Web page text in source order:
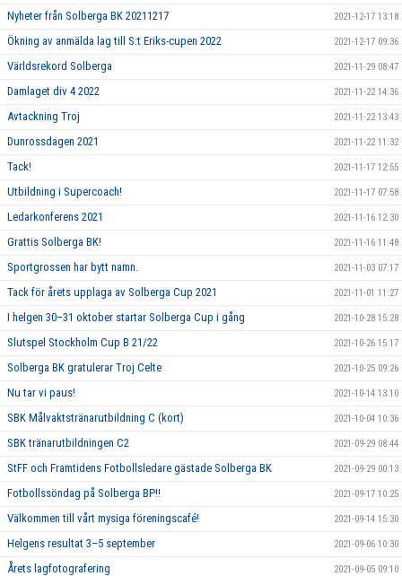
Nyheter från Solberga BK 20211217 2021-12-17 13:18
Ökning av anmälda lag till S:t Eriks-cupen 2022 2021-12-17 09:36
Världsrekord Solberga 2021-11-29 08:47
Damlaget div 4 2022 2021-11-22 14:36
Avtackning Troj 2021-11-22 13:43
Dunrossdagen 2021 2021-11-22 11:32
Tack! 2021-11-17 12:55
Utbildning i Supercoach! 2021-11-17 07:58
Ledarkonferens 2021 2021-11-16 12:30
Grattis Solberga BK! 2021-11-16 11:48
Sportgrossen har bytt namn. 2021-11-03 07:17
Tack för årets upplaga av Solberga Cup 2021 2021-11-01 11:27
I helgen 30–31 oktober startar Solberga Cup i gång 2021-10-28 15:28
Slutspel Stockholm Cup B 21/22 2021-10-26 15:17
Solberga BK gratulerar Troj Celte 2021-10-25 09:26
Nu tar vi paus! 2021-10-14 13:10
SBK Målvaktstränarutbildning C (kort) 2021-10-04 10:36
SBK tränarutbildningen C2 2021-09-29 08:44
StFF och Framtidens Fotbollsledare gästade Solberga BK 2021-09-29 00:13
Fotbollssöndag på Solberga BP!! 2021-09-17 10:25
Välkommen till vårt mysiga föreningscafé! 2021-09-14 15:30
Helgens resultat 3–5 september 2021-09-06 10:30
Årets lagfotografering 2021-09-05 09:10